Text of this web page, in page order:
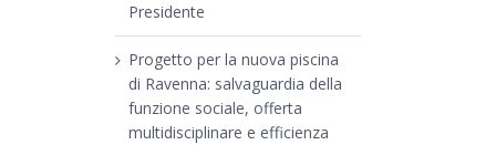
Presidente
Progetto per la nuova piscina
di Ravenna: salvaguardia della
funzione sociale, offerta
multidisciplinare e efficienza